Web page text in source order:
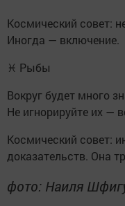
Космический совет:
Иногда — включение.
♓ Рыбы
Вокруг будет много
Не игнорируйте их —
Космический совет:
доказательств. Она
фото: Наиля